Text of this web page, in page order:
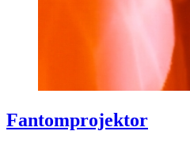
Fantomprojektor